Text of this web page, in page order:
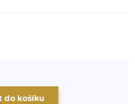
do košíku